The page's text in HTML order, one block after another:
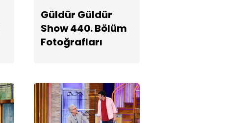
Güldür Güldür
Show 436.
Güldür Güldür
Show 440. Bölüm
Fotoğrafları